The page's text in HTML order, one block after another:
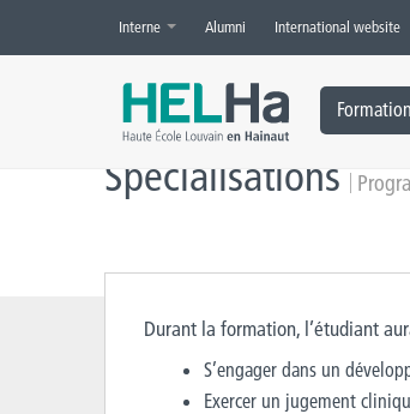
Interne Alumni International website
Accueil » SIAMU » Programme des cours
Spécialisations
Durant la formation, l’étudiant
S’engager dans un
Exercer un jugement